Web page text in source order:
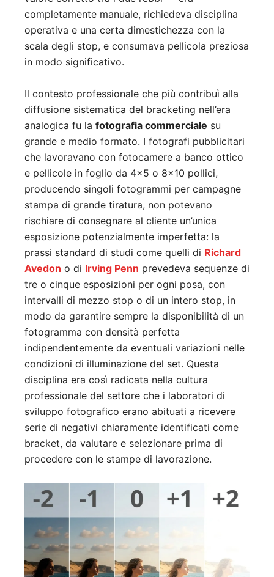
completamente manuale, richiedeva disciplina
operativa e una certa dimestichezza con la
scala degli stop, e consumava pellicola preziosa
in modo significativo.
Il contesto professionale che più contribuì alla
diffusione sistematica del bracketing nell’era
analogica fu la fotografia commerciale su
grande e medio formato. I fotografi pubblicitari
che lavoravano con fotocamere a banco ottico
e pellicole in foglio da 4×5 o 8×10 pollici,
producendo singoli fotogrammi per campagne
stampa di grande tiratura, non potevano
rischiare di consegnare al cliente un’unica
esposizione potenzialmente imperfetta: la
prassi standard di studi come quelli di Richard
Avedon o di Irving Penn prevedeva sequenze di
tre o cinque esposizioni per ogni posa, con
intervalli di mezzo stop o di un intero stop, in
modo da garantire sempre la disponibilità di un
fotogramma con densità perfetta
indipendentemente da eventuali variazioni nelle
condizioni di illuminazione del set. Questa
disciplina era così radicata nella cultura
professionale del settore che i laboratori di
sviluppo fotografico erano abituati a ricevere
serie di negativi chiaramente identificati come
bracket, da valutare e selezionare prima di
procedere con le stampe di lavorazione.